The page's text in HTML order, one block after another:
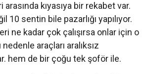
kıyasıya bir rekabet var.
10 sentin bile pazarlığı yapılıyor.
ne kadar çok çalışırsa onlar için o
araçları aralıksız
hem de bir çoğu tek şoför ile.